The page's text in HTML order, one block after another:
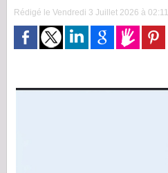
Rédigé le Vendredi 3 Juillet 2026 à